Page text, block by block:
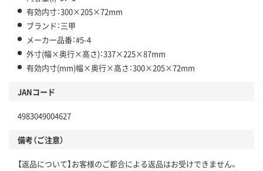
有効内寸：300×205×72mm
ブランド：三甲
メーカー品番：#5-4
外寸(幅×奥行×高さ)：337×225×87mm
有効内寸(mm)幅×奥行×高さ：300×205×72mm
JANコード
4983049004627
備考（ご注意）
【返品について】お客様のご都合による返品はお受けできません。